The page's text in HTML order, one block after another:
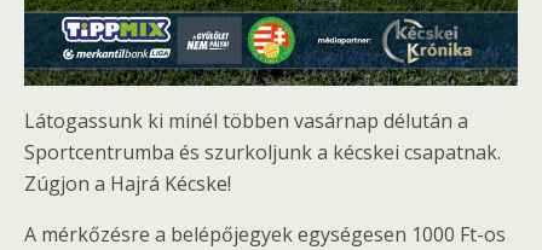
Látogassunk ki minél többen vasárnap délután a
Sportcentrumba és szurkoljunk a kécskei csapatnak.
Zúgjon a Hajrá Kécske!
A mérkőzésre a belépőjegyek egységesen 1000 Ft-os